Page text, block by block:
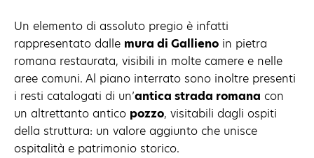
Un elemento di assoluto pregio è infatti
rappresentato dalle mura di Gallieno in pietra
romana restaurata, visibili in molte camere e nelle
aree comuni. Al piano interrato sono inoltre presenti
i resti catalogati di un’antica strada romana con
un altrettanto antico pozzo, visitabili dagli ospiti
della struttura: un valore aggiunto che unisce
ospitalità e patrimonio storico.